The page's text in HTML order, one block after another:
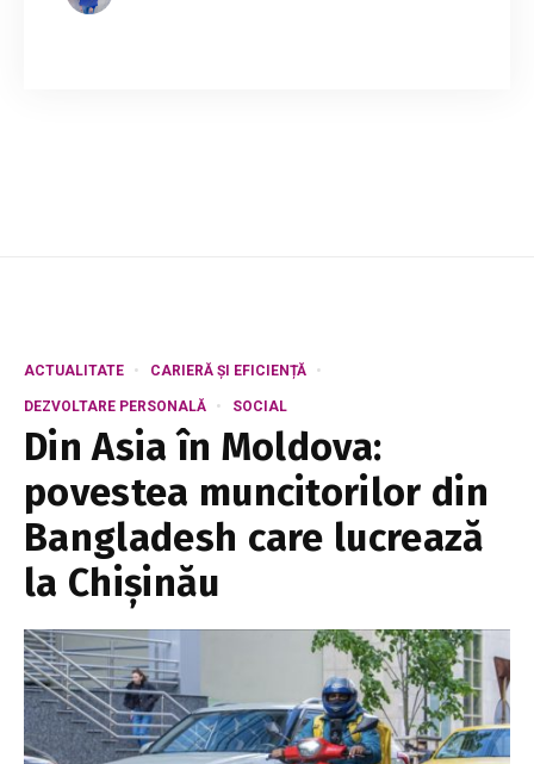
ACTUALITATE CARIERĂ ȘI EFICIENȚĂ
DEZVOLTARE PERSONALĂ SOCIAL
Din Asia în Moldova:
povestea muncitorilor din
Bangladesh care lucrează
la Chișinău